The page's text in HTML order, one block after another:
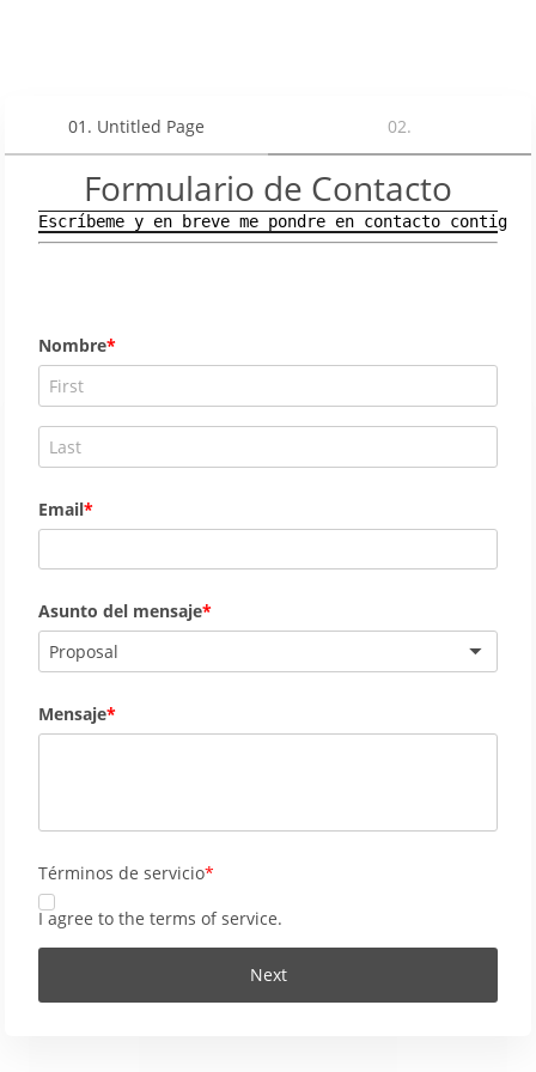
01 . Untitled Page 02.
Formulario de Contacto
Escríbeme y en breve me pondre en contacto contigo
Nombre
Email
Asunto del mensaje
Proposal
Mensaje
Términos de servicio
I agree to the terms of service.
Next